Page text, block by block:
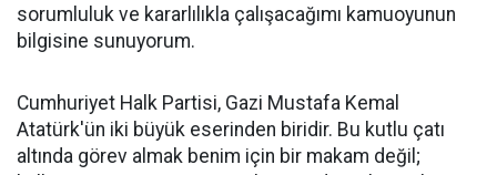
sorumluluk ve kararlılıkla çalışacağımı kamuoyunun
bilgisine sunuyorum.
Cumhuriyet Halk Partisi, Gazi Mustafa Kemal
Atatürk'ün iki büyük eserinden biridir. Bu kutlu çatı
altında görev almak benim için bir makam değil;